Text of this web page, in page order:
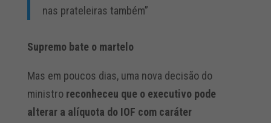
nas prateleiras também”
Supremo bate o martelo
Mas em poucos dias, uma nova decisão do
ministro reconheceu que o executivo pode
alterar a alíquota do IOF com caráter